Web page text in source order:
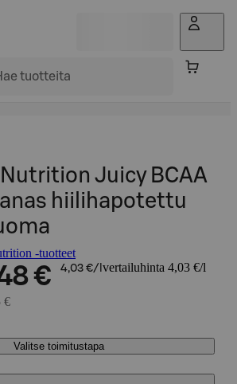
Juicy BCAA
hiilihapotettu
-tuotteet
€ 4,03 €/l vertailuhinta 4,03 €/l
€
Valitse toimitustapa